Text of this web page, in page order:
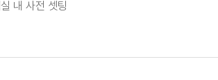
내 사전 셋팅